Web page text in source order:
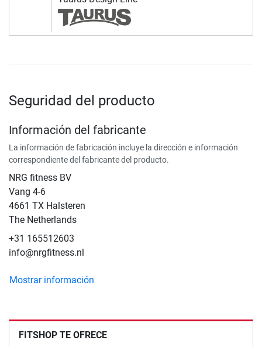
Seguridad del producto
Información del fabricante
La información de fabricación incluye la dirección e información
correspondiente del fabricante del producto.
NRG fitness BV
Vang 4-6
4661 TX Halsteren
The Netherlands
+31 165512603
info@nrgfitness.nl
Mostrar información
FITSHOP TE OFRECE